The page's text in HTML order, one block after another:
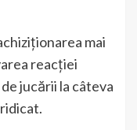
mai
reacției
jucării la câteva